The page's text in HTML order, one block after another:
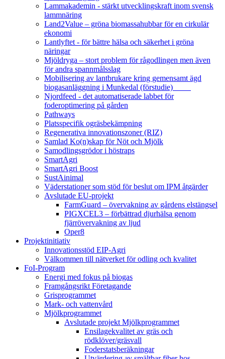
Lammakademin - stärkt utvecklingskraft inom svensk
lammnäring
Land2Value – gröna biomassahubbar för en cirkulär
ekonomi
Lantlyftet - för bättre hälsa och säkerhet i gröna
näringar
Mjöldryga – stort problem för rågodlingen men även
för andra spannmålsslag
Mobilisering av lantbrukare kring gemensamt ägd
biogasanläggning i Munkedal (förstudie)
Njordfeed - det automatiserade labbet för
foderoptimering på gården
Pathways
Platsspecifik ogräsbekämpning
Regenerativa innovationszoner (RIZ)
Samlad Ko(n)skap för Nöt och Mjölk
Samodlingsgrödor i höstraps
SmartAgri
SmartAgri Boost
SustAinimal
Väderstationer som stöd för beslut om IPM åtgärder
Avslutade EU-projekt
FarmGuard – övervakning av gårdens elstängsel
PIGXCEL3 – förbättrad djurhälsa genom
fjärrövervakning av ljud
Oper8
Projektinitiativ
Innovationsstöd EIP-Agri
Välkommen till nätverket för odling och kvalitet
FoI-Program
Energi med fokus på biogas
Framgångsrikt Företagande
Grisprogrammet
Mark- och vattenvård
Mjölkprogrammet
Avslutade projekt Mjölkprogrammet
Ensilagekvalitet av gräs och
rödklöver/gräsvall
Foderstatsberäkningar